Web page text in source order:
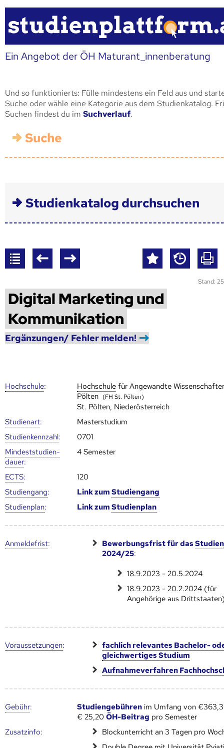
Ein Angebot der ÖH Maturant_innenberatung
Und so funktionierts: Fülle mindestens ein Feld aus und
Suche oder wähle eine Kategorie aus dem Studienkatalog.
Suchen findest du im Suchverlauf.
Suche
Studienkatalog durchsuchen
Stand:
Digital Marketing und
Kommunikation
Ergänzungen/ Fehler melden!
Hoch­schule: Hoch­schule für Angewandte
Pölten (FH St. Pölten)
St. Pölten, Niederösterreich
Studienart:
Masterstudium
Studien­kenn­zahl:
0701
Mindest­studien­
dauer:
4 Semester
ECTS:
120
Studien­gang: Link zumStudien­gang
Studien­plan: Link zumStudien­plan
Anmelde­frist: Bewerbungsfrist für das
2024/25:
18.9.2023 - 20.5.2024
18.9.2023 - 20.2.2024 (für
Angehörige aus
Voraus­setzungen:
fachlich relevantes Bachelor-
gleichwertiges Studium
Aufnahmeverfahren
Gebühr: Studiengebühren im Umfang von
€ 25,20ÖH-Beitrag pro Semester
Zusatz­info:
Blockunterricht an 3 Tagen pro